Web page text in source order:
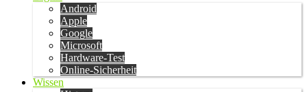
Android
Apple
Google
Microsoft
Hardware-Test
Online-Sicherheit
Wissen